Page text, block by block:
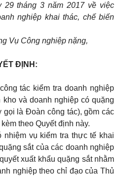
29 tháng 3 năm 2017 về việc
nghiệp khai thác, chế biến
Vụ Công nghiệp nặng,
ĐỊNH:
tác kiểm tra doanh nghiệp
và doanh nghiệp có quặng
gọi là Đoàn công tác), gồm các
theo Quyết định này.
nhiệm vụ kiểm tra thực tế khai
sắt của các doanh nghiệp
xuất khẩu quặng sắt nhằm
nghiệp theo chỉ đạo của Thủ